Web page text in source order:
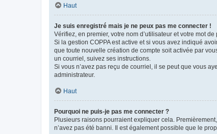
Haut
Je suis enregistré mais je ne peux pas me connecter !
Vérifiez, en premier, votre nom d’utilisateur et votre mot
Si la gestion COPPA est active et si vous avez indiqué
que toute nouvelle création de compte soit activée par
un courriel, suivez ses instructions.
Si vous n’avez pas reçu de courriel, il se peut que vous
administrateur.
Haut
Pourquoi ne puis-je pas me connecter ?
Plusieurs raisons pourraient expliquer cela.
n’avez pas été banni. Il est également possible que le